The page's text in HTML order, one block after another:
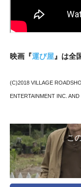
映画『運び屋』は全
(C)2018 VILLAGE
ENTERTAINMENT INC.
こ